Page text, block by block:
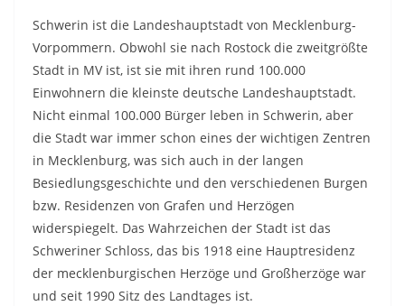
Schwerin ist die Landeshauptstadt von Mecklenburg-
Vorpommern. Obwohl sie nach Rostock die zweitgrößte
Stadt in MV ist, ist sie mit ihren rund 100.000
Einwohnern die kleinste deutsche Landeshauptstadt.
Nicht einmal 100.000 Bürger leben in Schwerin, aber
die Stadt war immer schon eines der wichtigen Zentren
in Mecklenburg, was sich auch in der langen
Besiedlungsgeschichte und den verschiedenen Burgen
bzw. Residenzen von Grafen und Herzögen
widerspiegelt. Das Wahrzeichen der Stadt ist das
Schweriner Schloss, das bis 1918 eine Hauptresidenz
der mecklenburgischen Herzöge und Großherzöge war
und seit 1990 Sitz des Landtages ist.